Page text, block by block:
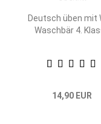
Deutsch üben mit
Waschbär 4.
14,90 EUR